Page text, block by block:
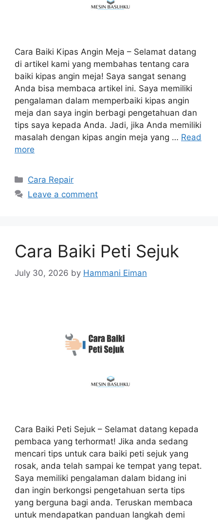
Cara Baiki Kipas Angin Meja – Selamat datang
di artikel kami yang membahas tentang cara
baiki kipas angin meja! Saya sangat senang
Anda bisa membaca artikel ini. Saya memiliki
pengalaman dalam memperbaiki kipas angin
meja dan saya ingin berbagi pengetahuan dan
tips saya kepada Anda. Jadi, jika Anda memiliki
masalah dengan kipas angin meja yang … Read
more
Categories
Cara Repair
Leave a comment
Cara Baiki Peti Sejuk
July 30, 2026 by Hammani Eiman
Cara Baiki Peti Sejuk – Selamat datang kepada
pembaca yang terhormat! Jika anda sedang
mencari tips untuk cara baiki peti sejuk yang
rosak, anda telah sampai ke tempat yang tepat.
Saya memiliki pengalaman dalam bidang ini
dan ingin berkongsi pengetahuan serta tips
yang berguna bagi anda. Teruskan membaca
untuk mendapatkan panduan langkah demi